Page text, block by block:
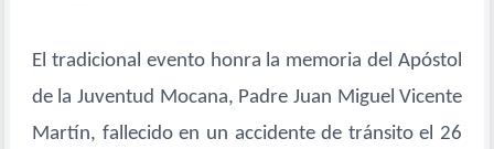
El tradicional evento honra la memoria del Apóstol
de la Juventud Mocana, Padre Juan Miguel Vicente
Martín, fallecido en un accidente de tránsito el 26